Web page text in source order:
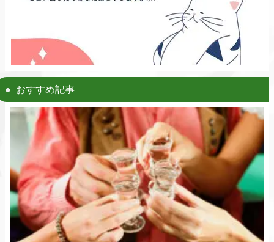
おすすめ記事